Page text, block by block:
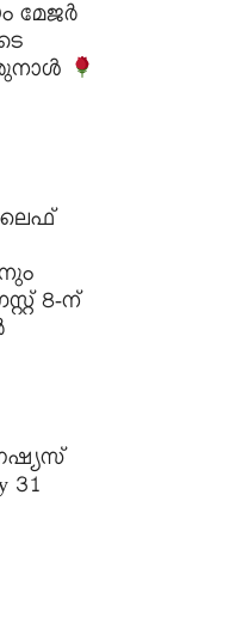
മേജർ
8-ന്
31